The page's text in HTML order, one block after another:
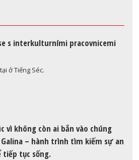
s interkulturními pracovnicemi
ở Tiếng Séc.
vì không còn ai bắn vào chúng
Galina – hành trình tìm kiếm sự an
tiếp tục sống.